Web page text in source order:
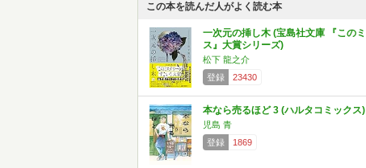
この本を読んだ人がよく読む本
一次元の挿し木 (宝島社文庫 『このミ
ス』大賞シリーズ)
松下 龍之介
登録
23430
本なら売るほど 3 (ハルタコミックス)
児島 青
登録
1869